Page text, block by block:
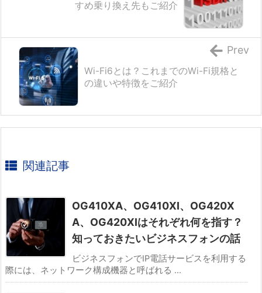
すめ乗り換え先もご紹介
Wi-Fi6とは？これまでのWi-Fi規格と
の違いや特徴をご紹介
Prev
関連記事
OG410XA、OG410XI、OG420X
A、OG420XIはそれぞれ何を指す？
知っておきたいビジネスフォンの話
ビジネスフォンでIP電話サービスを利用する
際には、ネットワーク構成機器と呼ばれる ...